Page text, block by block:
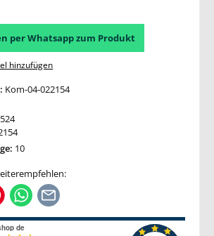
per Whatsapp zum Produkt
hinzufügen
Kom-04-022154
10